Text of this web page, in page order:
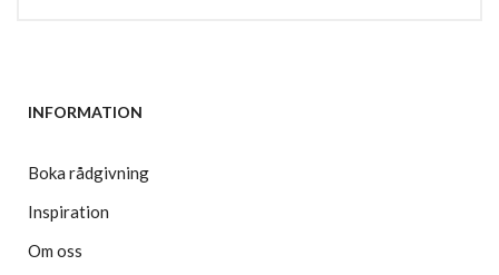
INFORMATION
Boka rådgivning
Inspiration
Om oss